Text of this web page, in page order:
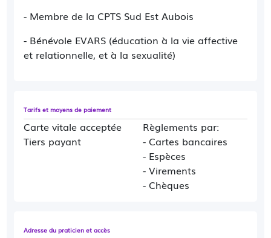
recontactée mais si vous souhaitez échanger,
prenez RDV pour un téléconsultation.
Merci de votre compréhension
- Membre de la CPTS Sud Est Aubois
- Bénévole EVARS (éducation à la vie affective
et relationnelle, et à la sexualité)
Tarifs et moyens de paiement
Carte vitale acceptée
Tiers payant
Règlements par:
- Cartes bancaires
- Espèces
- Virements
- Chèques
Adresse du praticien et accès